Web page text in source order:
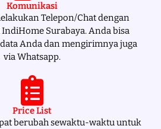
Komunikasi
Telepon/Chat dengan
Surabaya. Anda bisa
Anda dan mengirimnya juga
via Whatsapp.
Price List
berubah sewaktu-waktu untuk